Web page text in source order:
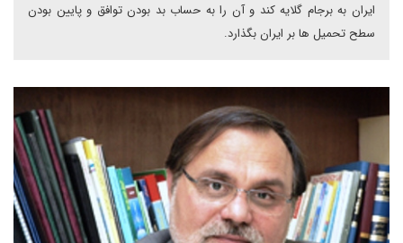
ایران به برجام گلایه کند و آن را به حساب بد بودن توافق و پایین بودن
سطح تحمیل ها بر ایران بگذارد.